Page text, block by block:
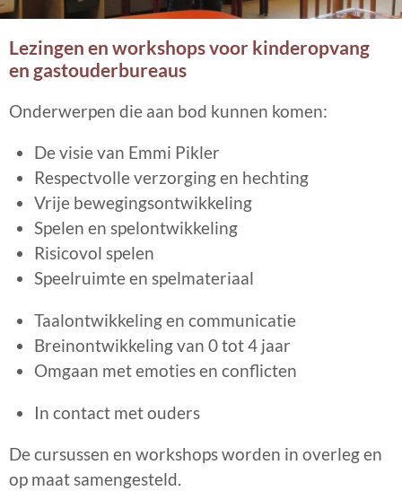
Lezingen en workshops voor kinderopvang
en gastouderbureaus
Onderwerpen die aan bod kunnen komen:
De visie van Emmi Pikler
Respectvolle verzorging en hechting
Vrije bewegingsontwikkeling
Spelen en spelontwikkeling
Risicovol spelen
Speelruimte en spelmateriaal
Taalontwikkeling en communicatie
Breinontwikkeling van 0 tot 4 jaar
Omgaan met emoties en conflicten
In contact met ouders
De cursussen en workshops worden in overleg en
op maat samengesteld.